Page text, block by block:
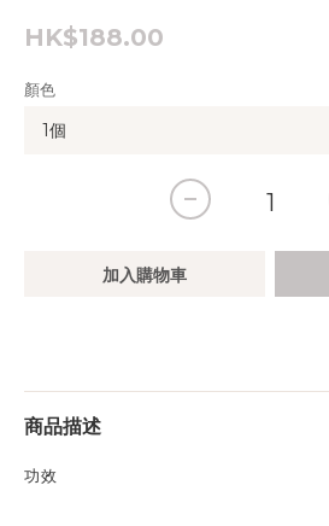
HK$188.00
顏色
加入購物車
商品描述
功效